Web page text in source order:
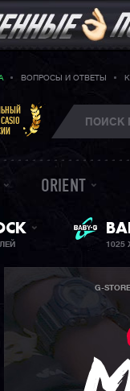
ВОПРОСЫ И ОТВЕТЫ
ORIENT
1025
G-STORE